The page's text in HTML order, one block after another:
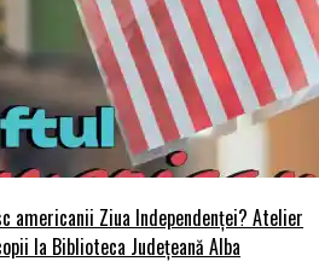
americanii Ziua Independenței? Atelier
la Biblioteca Județeană Alba